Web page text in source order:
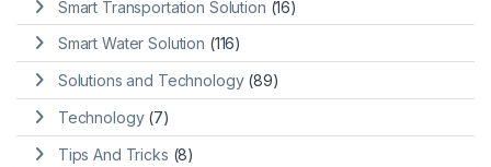
Smart Transportation Solution (16)
Smart Water Solution (116)
Solutions and Technology(89)
Technology(7)
Tips And Tricks (8)